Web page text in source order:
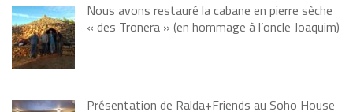
Nous avons restauré la cabane en pierre sèche
« des Tronera » (en hommage à l’oncle Joaquim)
Présentation de Ralda+Friends au Soho House